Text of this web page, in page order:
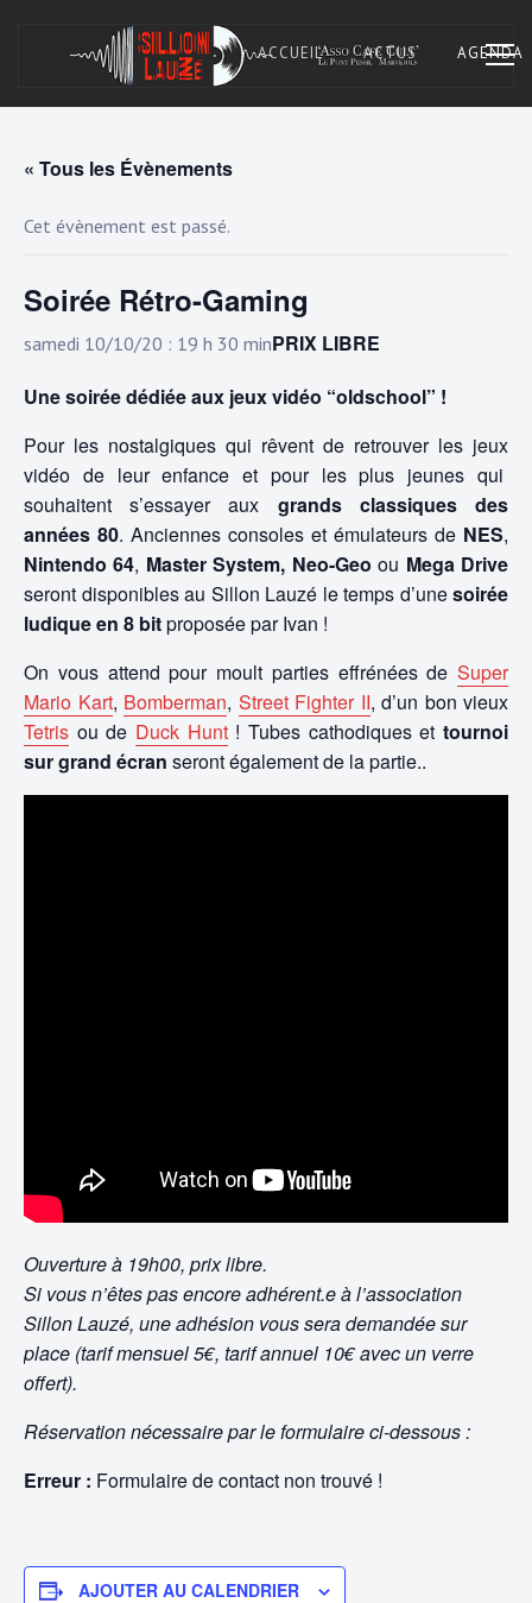
SILLON LAUZÉ
Asso Café Cult. À Marvejols, Lozère.
ACCUEIL ACTUS AGENDA
« Tous les Évènements
Cet évènement est passé.
Soirée Rétro-Gaming
samedi 10/10/20 : 19 h 30 minPRIX LIBRE
Une soirée dédiée aux jeux vidéo “oldschool” !
Pour les nostalgiques qui rêvent de retrouver les jeux
vidéo de leur enfance et pour les plus jeunes qui
souhaitent s’essayer aux grands classiques des
années 80. Anciennes consoles et émulateurs de NES,
Nintendo 64, Master System, Neo-Geo ou Mega Drive
seront disponibles au Sillon Lauzé le temps d’unesoirée
ludique en 8 bitproposée par Ivan !
On vous attend pour moult parties effrénées de Super
Mario Kart, Bomberman, Street Fighter II, d’un bon vieux
Tetris ou de Duck Hunt! Tubes cathodiques ettournoi
sur grand écran seront également de la partie..
Ouverture à 19h00, prix libre.
Si vous n’êtes pas encore adhérent.e à l’association
Sillon Lauzé, une adhésion vous sera demandée sur
place (tarif mensuel 5€, tarif annuel 10€ avec un verre
offert).
Réservation nécessaire par le formulaire ci-dessous :
Erreur : Formulaire de contact non trouvé !
AJOUTER AU CALENDRIER